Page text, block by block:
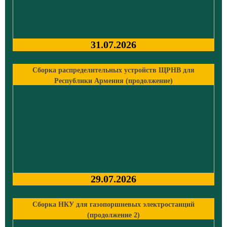
31.07.2026
Сборка распределительных устройств ЩРНВ для
Республики Армения (продолжение)
29.07.2026
Сборка НКУ для газопоршневых электростанций
(продолжение 2)